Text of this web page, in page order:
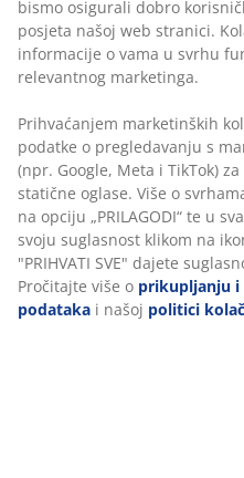
na 60°C
WELLPUR®:
spavanje, ekskluzivno
Vrlo čvrst madrac
Vrlo čvrst madrac pruža
propadanje tijekom noći.
osobe do osobe, no
trebao biti čvršći, i
mekan ili čvrst da održava
liniji.
Ciljana potpora
bismo osigurali dobro
posjeta našoj web stranici.
informacije o vama u svrhu
relevantnog marketinga.
Prihvaćanjem marketinških
podatke o pregledavanju s
(npr. Google, Meta i TikTok)
statične oglase. Više o
na opciju „PRILAGODI“ te u
svoju suglasnost klikom na
"PRIHVATI SVE" dajete
Pročitajte više o prikupljanju i
podataka i našoj politici